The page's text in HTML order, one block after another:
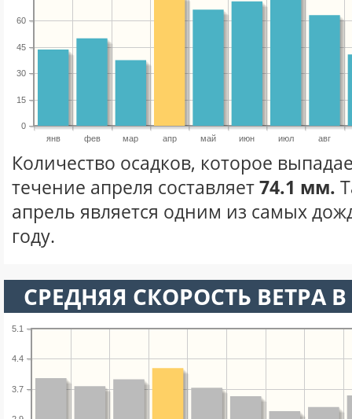
янв фев мар апр май июн июл авг
0
15
30
45
60
Количество осадков, которое
течение апреля составляет74.1 мм.
апрель является одним из самых
году.
СРЕДНЯЯ СКОРОСТЬ ВЕТРА
3.7
4.4
5.1